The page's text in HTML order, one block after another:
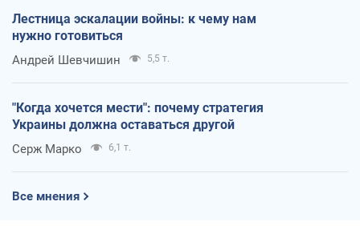
Лестница эскалации войны: к чему нам
нужно готовиться
Андрей Шевчишин 5,5 т.
"Когда хочется мести": почему стратегия
Украины должна оставаться другой
Серж Марко 6,1 т.
Все мнения